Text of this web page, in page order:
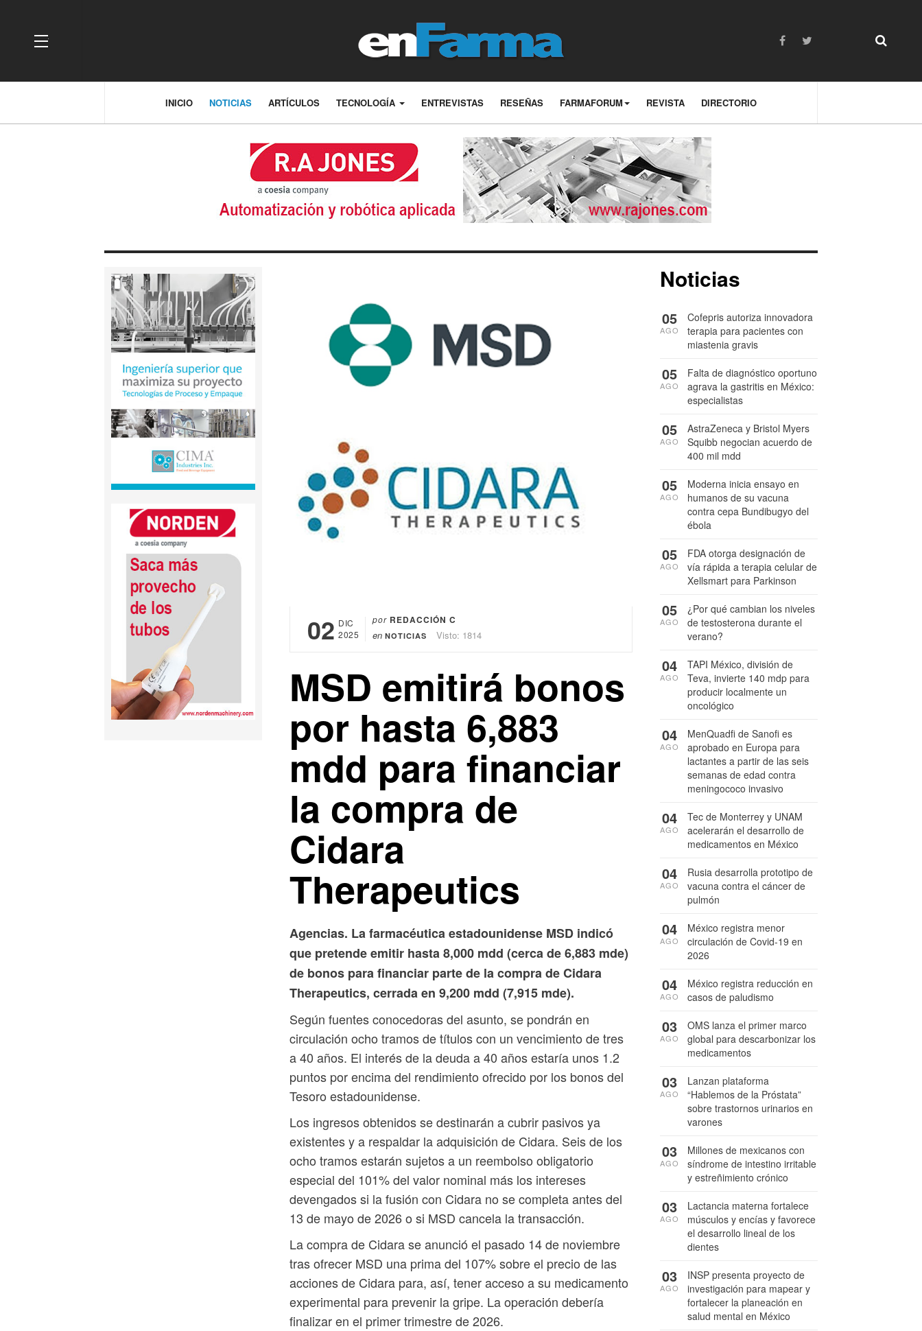
OFF CANVAS
INICIO NOTICIAS ARTÍCULOS TECNOLOGÍA ENTREVISTAS RESEÑAS FARMAFORUM REVISTA DIRECTORIO
02 DIC
2025
por REDACCIÓN C
en NOTICIAS Visto: 1814
MSD emitirá bonos
por hasta 6,883
mdd para financiar
la compra de
Cidara
Therapeutics
Agencias. La farmacéutica estadounidense MSD indicó
que pretende emitir hasta 8,000 mdd (cerca de 6,883 mde)
de bonos para financiar parte de la compra de Cidara
Therapeutics, cerrada en 9,200 mdd (7,915 mde).
Según fuentes conocedoras del asunto, se pondrán en
circulación ocho tramos de títulos con un vencimiento de tres
a 40 años. El interés de la deuda a 40 años estaría unos 1.2
puntos por encima del rendimiento ofrecido por los bonos del
Tesoro estadounidense.
Los ingresos obtenidos se destinarán a cubrir pasivos ya
existentes y a respaldar la adquisición de Cidara. Seis de los
ocho tramos estarán sujetos a un reembolso obligatorio
especial del 101% del valor nominal más los intereses
devengados si la fusión con Cidara no se completa antes del
13 de mayo de 2026 o si MSD cancela la transacción.
La compra de Cidara se anunció el pasado 14 de noviembre
tras ofrecer MSD una prima del 107% sobre el precio de las
acciones de Cidara para, así, tener acceso a su medicamento
experimental para prevenir la gripe. La operación debería
finalizar en el primer trimestre de 2026.
Noticias
Cofepris autoriza innovadora
terapia para pacientes con
miastenia gravis
05
AGO
Falta de diagnóstico oportuno
agrava la gastritis en México:
especialistas
05
AGO
AstraZeneca y Bristol Myers
Squibb negocian acuerdo de
400 mil mdd
05
AGO
Moderna inicia ensayo en
humanos de su vacuna
contra cepa Bundibugyo del
ébola
05
AGO
FDA otorga designación de
vía rápida a terapia celular de
Xellsmart para Parkinson
05
AGO
¿Por qué cambian los niveles
de testosterona durante el
verano?
05
AGO
TAPI México, división de
Teva, invierte 140 mdp para
producir localmente un
oncológico
04
AGO
MenQuadfi de Sanofi es
aprobado en Europa para
lactantes a partir de las seis
semanas de edad contra
meningococo invasivo
04
AGO
Tec de Monterrey y UNAM
acelerarán el desarrollo de
medicamentos en México
04
AGO
Rusia desarrolla prototipo de
vacuna contra el cáncer de
pulmón
04
AGO
México registra menor
circulación de Covid-19 en
2026
04
AGO
México registra reducción en
casos de paludismo
04
AGO
OMS lanza el primer marco
global para descarbonizar los
medicamentos
03
AGO
Lanzan plataforma
“Hablemos de la Próstata”
sobre trastornos urinarios en
varones
03
AGO
Millones de mexicanos con
síndrome de intestino irritable
y estreñimiento crónico
03
AGO
Lactancia materna fortalece
músculos y encías y favorece
el desarrollo lineal de los
dientes
03
AGO
INSP presenta proyecto de
investigación para mapear y
fortalecer la planeación en
salud mental en México
03
AGO